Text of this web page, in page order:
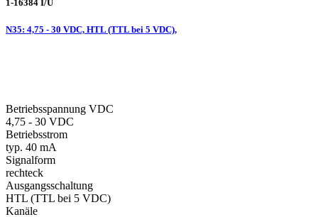
1-16384 I/U
N35: 4,75 - 30 VDC, HTL (TTL bei 5 VDC),
Betriebsspannung VDC
4,75 - 30 VDC
Betriebsstrom
typ. 40 mA
Signalform
rechteck
Ausgangsschaltung
HTL (TTL bei 5 VDC)
Kanäle